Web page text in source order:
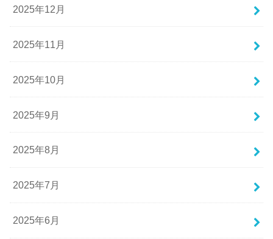
2025年12月
2025年11月
2025年10月
2025年9月
2025年8月
2025年7月
2025年6月